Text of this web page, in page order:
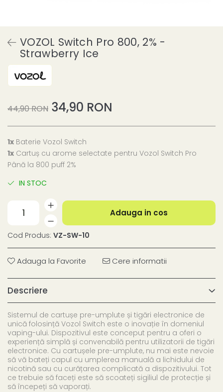
VOZOL Switch Pro 800, 2% -
Strawberry Ice
44,90 RON 34,90 RON
1x Baterie Vozol Switch
1x Cartuș cu arome selectate pentru Vozol Switch Pro
Până la 800 puff 2%
IN STOC
Adauga in cos
Cod Produs: VZ-SW-10
Adauga la Favorite Cere informatii
Descriere
Sistemul de cartușe pre-umplute și tigări electronice de
unică folosință Vozol Switch este o inovație în domeniul
vaping-ului. Dispozitivul este conceput pentru a oferi o
experiență simplă și convenabilă pentru utilizatorii de tigări
electronice. Cu cartușele pre-umplute, nu mai este nevoie
să vă bateți capul cu umplerea manuală a lichidului de
nicotină sau cu curățarea complicată a dispozitivului. Tot
ce trebuie să faceți este să scoateți sigiliul de protecție și
să începeți să vaporați.